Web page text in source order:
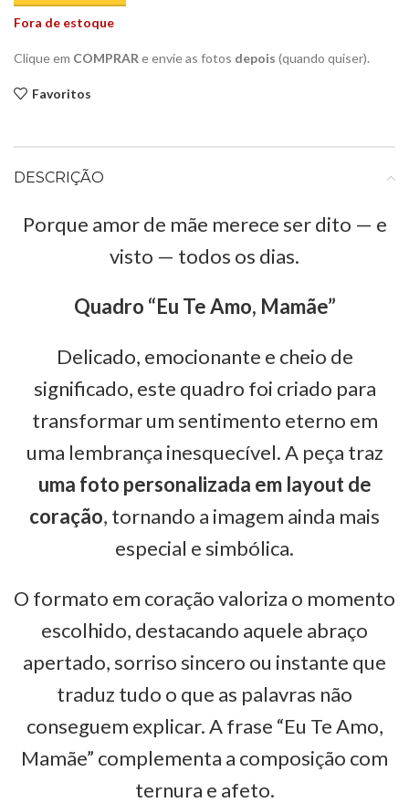
Fora de estoque
Clique em COMPRAR e envie as fotos depois (quando quiser).
Favoritos
DESCRIÇÃO
Porque amor de mãe merece ser dito — e
visto — todos os dias.
Quadro “Eu Te Amo, Mamãe”
Delicado, emocionante e cheio de
significado, este quadro foi criado para
transformar um sentimento eterno em
uma lembrança inesquecível. A peça traz
uma foto personalizada em layout de
coração, tornando a imagem ainda mais
especial e simbólica.
O formato em coração valoriza o momento
escolhido, destacando aquele abraço
apertado, sorriso sincero ou instante que
traduz tudo o que as palavras não
conseguem explicar. A frase “Eu Te Amo,
Mamãe” complementa a composição com
ternura e afeto.